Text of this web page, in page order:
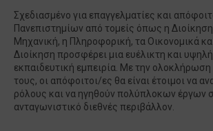
Σχεδιασμένο για επαγγελματίες και
Πανεπιστημίων από τομείς όπως η
Μηχανική, η Πληροφορική, τα Οικονομικά
Διοίκηση προσφέρει μια ευέλικτη και
εκπαιδευτική εμπειρία. Με την
τους, οι απόφοιτοι/ες θα είναι έτοιμοι να
ρόλους και να ηγηθούν πολύπλοκων έργων
ανταγωνιστικό διεθνές περιβάλλον​​.